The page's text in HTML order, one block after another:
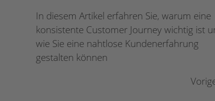
In diesem Artikel erfahren Sie, warum eine
konsistente Customer Journey wichtig ist
wie Sie eine nahtlose Kundenerfahrung
gestalten können